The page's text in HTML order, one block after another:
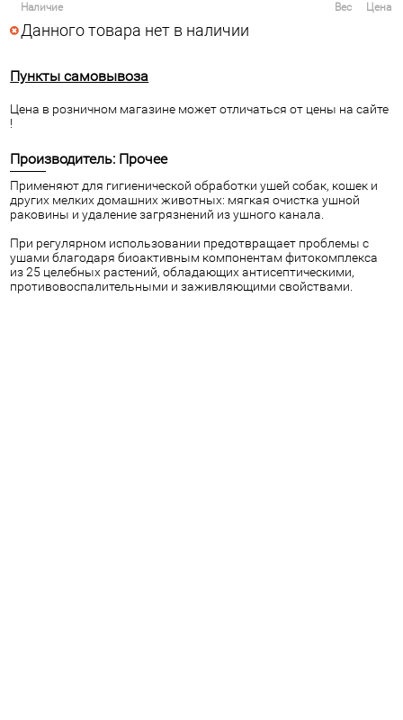
Наличие Вес Цена
Данного товара нет в наличии
Пункты самовывоза
Цена в розничном магазине может отличаться от цены на сайте
!
Производитель: Прочее
Применяют для гигиенической обработки ушей собак, кошек и
других мелких домашних животных: мягкая очистка ушной
раковины и удаление загрязнений из ушного канала.
При регулярном использовании предотвращает проблемы с
ушами благодаря биоактивным компонентам фитокомплекса
из 25 целебных растений, обладающих антисептическими,
противовоспалительными и заживляющими свойствами.